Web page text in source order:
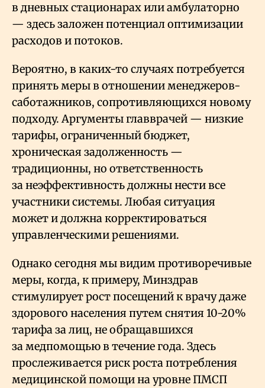
в дневных стационарах или амбулаторно
— здесь заложен потенциал оптимизации
расходов и потоков.
Вероятно, в каких-то случаях потребуется
принять меры в отношении менеджеров-
саботажников, сопротивляющихся новому
подходу. Аргументы главврачей — низкие
тарифы, ограниченный бюджет,
хроническая задолженность —
традиционны, но ответственность
за неэффективность должны нести все
участники системы. Любая ситуация
может и должна корректироваться
управленческими решениями.
Однако сегодня мы видим противоречивые
меры, когда, к примеру, Минздрав
стимулирует рост посещений к врачу даже
здорового населения путем снятия 10-20%
тарифа за лиц, не обращавшихся
за медпомощью в течение года. Здесь
прослеживается риск роста потребления
медицинской помощи на уровне ПМСП